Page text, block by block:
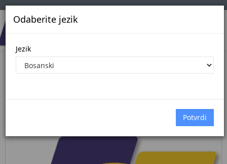
Odaberite jezik
Jezik
Pregled Dokumenata| Broj 4/26